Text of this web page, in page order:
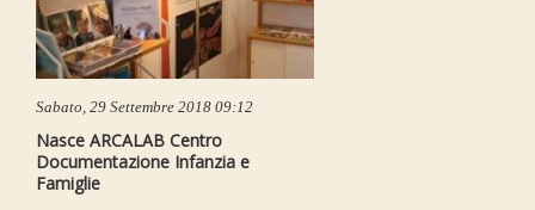
Sabato, 29 Settembre 2018 09:12
Nasce ARCALAB Centro
Documentazione Infanzia e
Famiglie